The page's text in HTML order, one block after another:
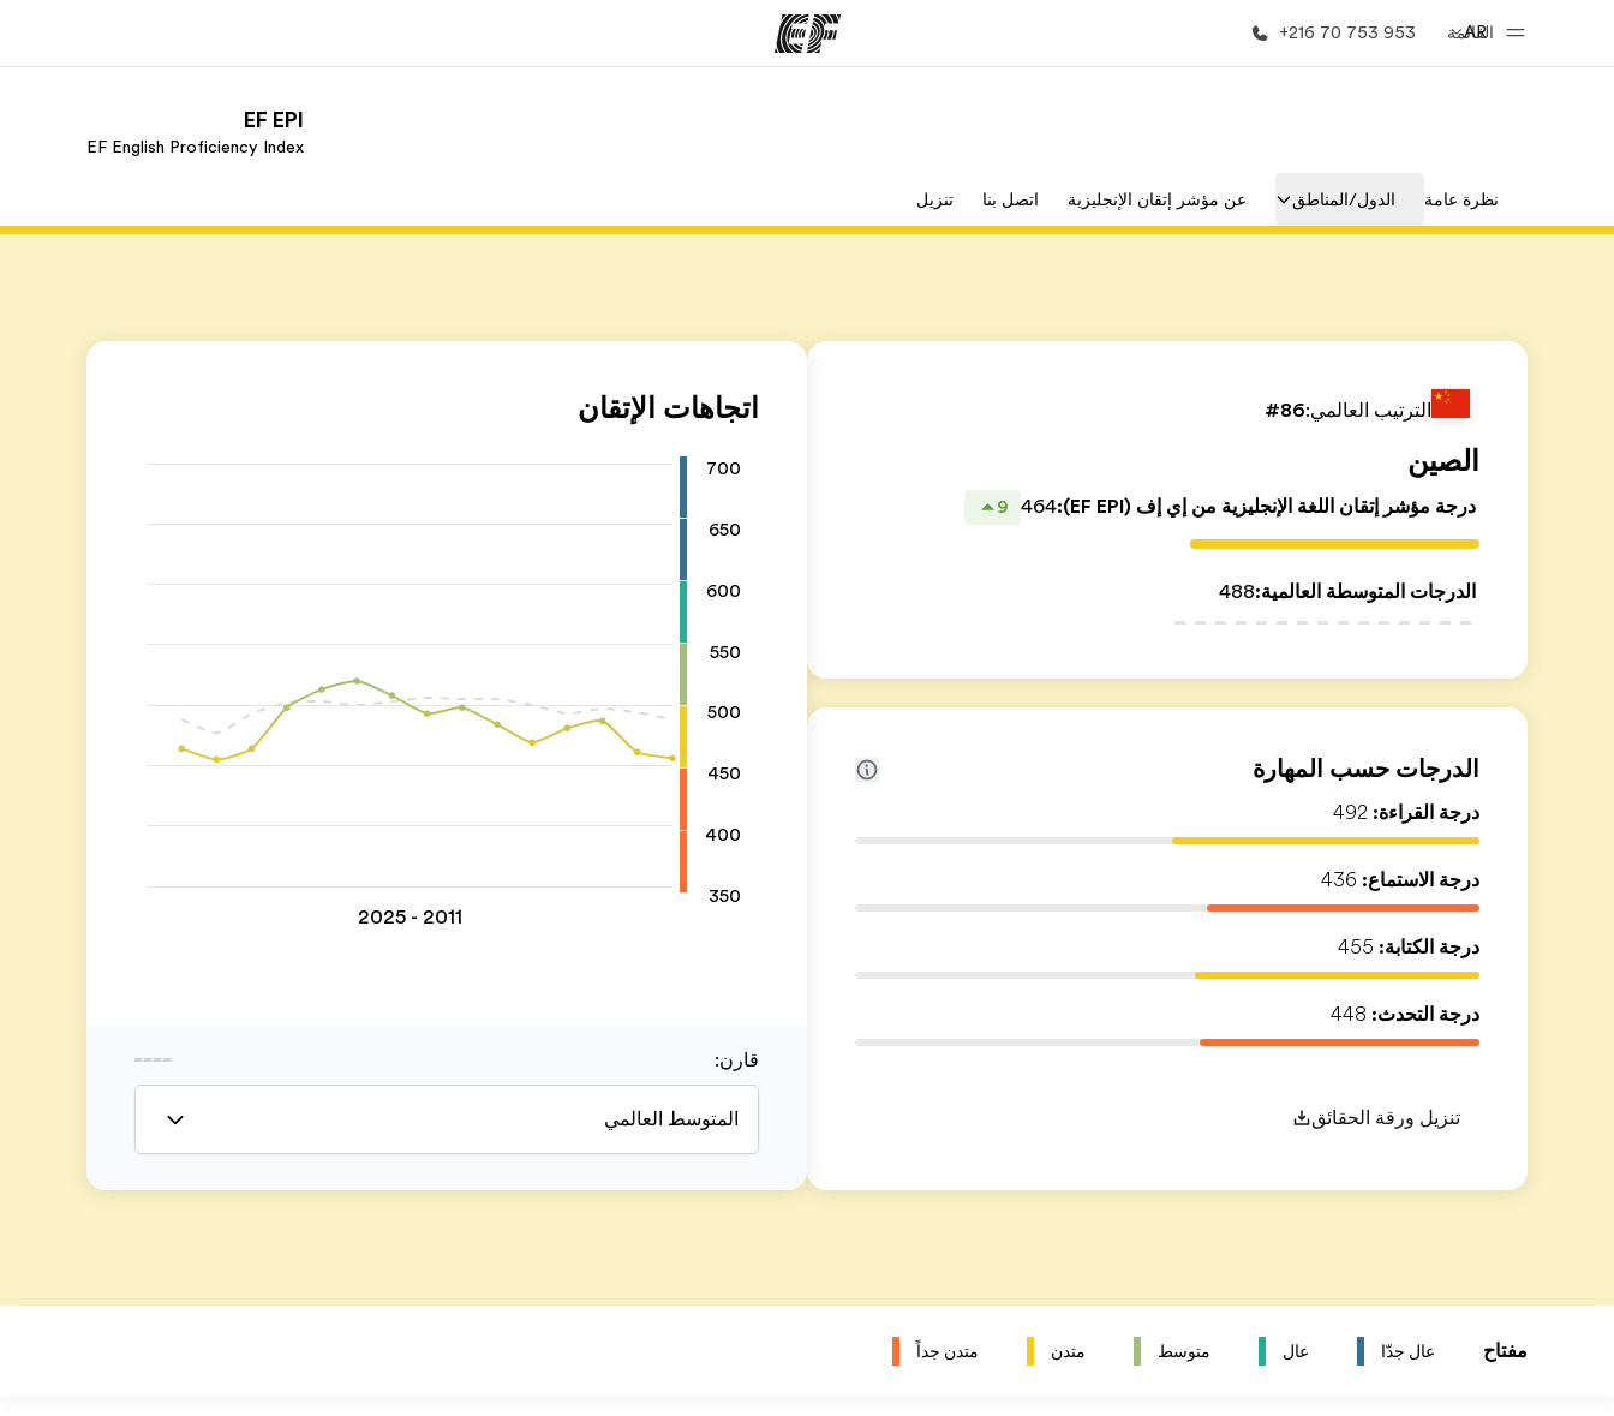
القائمة
AR
+216 70 753 953
أهلا بكم في إي أف شاهد كل ما نقوم به
EF EPI
EF English Proficiency Index
نظرة عامة الدول/المناطق عن مؤشر إتقان الإنجليزية اتصل بنا تنزيل
الترتيب العالمي:#86
الصين
درجة مؤشر إتقان اللغة الإنجليزية من إي إف (EF EPI) :
464
9
الدرجات المتوسطة العالمية:
488
الدرجات حسب المهارة
درجة القراءة: 492
درجة الاستماع: 436
درجة الكتابة: 455
درجة التحدث: 448
تنزيل ورقة الحقائق
اتجاهات الإتقان
700
650
600
550
500
450
400
350
2011 - 2025
قارن:
المتوسط العالمي
مفتاح عال جدّا عال متوسط متدن متدن جداً